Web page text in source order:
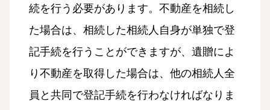
続を行う必要があります。不動産を相続し
た場合は、相続した相続人自身が単独で登
記手続を行うことができますが、遺贈によ
り不動産を取得した場合は、他の相続人全
員と共同で登記手続を行わなければなりま